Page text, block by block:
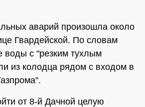
аварий произошла около
Гвардейской. По словам
воды с "резким тухлым
из колодца рядом с входом в
от 8-й Дачной целую